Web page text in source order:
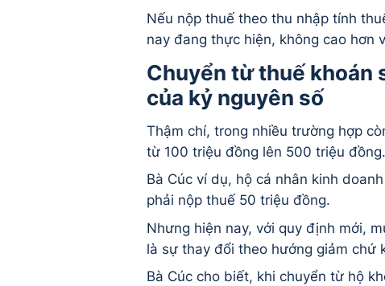
Nếu nộp thuế theo thu nhập tính
nay đang thực hiện, không cao hơn
Chuyển từ thuế khoán
của kỷ nguyên số
Thậm chí, trong nhiều trường hợp
từ 100 triệu đồng lên 500 triệu đồng.
Bà Cúc ví dụ, hộ cá nhân kinh
phải nộp thuế 50 triệu đồng.
Nhưng hiện nay, với quy định mới,
là sự thay đổi theo hướng giảm chứ
Bà Cúc cho biết, khi chuyển từ hộ